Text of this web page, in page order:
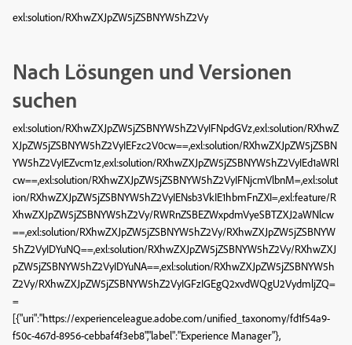
exl:solution/RXhwZXJpZW5jZSBNYW5hZ2Vy
Nach Lösungen und Versionen
suchen
exl:solution/RXhwZXJpZW5jZSBNYW5hZ2VyIFNpdGVz,exl:solution/RXhwZ
XJpZW5jZSBNYW5hZ2VyIEFzc2V0cw==,exl:solution/RXhwZXJpZW5jZSBN
YW5hZ2VyIEZvcm1z,exl:solution/RXhwZXJpZW5jZSBNYW5hZ2VyIEd1aWRl
cw==,exl:solution/RXhwZXJpZW5jZSBNYW5hZ2VyIFNjcmVlbnM=,exl:solut
ion/RXhwZXJpZW5jZSBNYW5hZ2VyIENsb3VkIE1hbmFnZXI=,exl:feature/R
XhwZXJpZW5jZSBNYW5hZ2Vy/RWRnZSBEZWxpdmVyeSBTZXJ2aWNlcw
==,exl:solution/RXhwZXJpZW5jZSBNYW5hZ2Vy/RXhwZXJpZW5jZSBNYW
5hZ2VyIDYuNQ==,exl:solution/RXhwZXJpZW5jZSBNYW5hZ2Vy/RXhwZXJ
pZW5jZSBNYW5hZ2VyIDYuNA==,exl:solution/RXhwZXJpZW5jZSBNYW5h
Z2Vy/RXhwZXJpZW5jZSBNYW5hZ2VyIGFzIGEgQ2xvdWQgU2VydmljZQ=
=
[{"uri":"https://experienceleague.adobe.com/unified_taxonomy/fd1f54a9-
f50c-467d-8956-cebbaf4f3eb8","label":"Experience Manager"},